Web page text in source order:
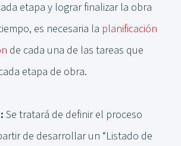
etapa y lograr finalizar la obra
es necesaria la planificación
de cada una de las tareas que
etapa de obra.
Se tratará de definir el proceso
de desarrollar un “Listado de